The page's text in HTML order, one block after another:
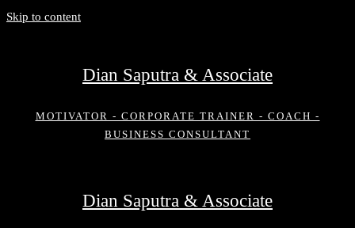
Skip to content
Dian Saputra & Associate
MOTIVATOR - CORPORATE TRAINER - COACH -
BUSINESS CONSULTANT
Dian Saputra & Associate